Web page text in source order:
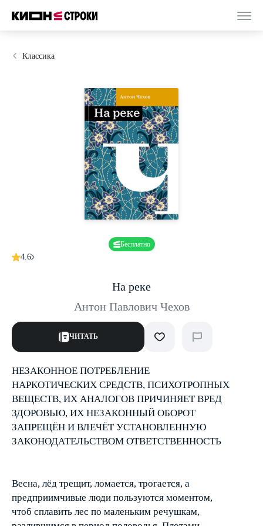
Классика
Бесплатно
4.6
На реке
Антон Павлович Чехов
ЧИТАТЬ
НЕЗАКОННОЕ ПОТРЕБЛЕНИЕ
НАРКОТИЧЕСКИХ СРЕДСТВ, ПСИХОТРОПНЫХ
ВЕЩЕСТВ, ИХ АНАЛОГОВ ПРИЧИНЯЕТ ВРЕД
ЗДОРОВЬЮ, ИХ НЕЗАКОННЫЙ ОБОРОТ
ЗАПРЕЩЁН И ВЛЕЧЁТ УСТАНОВЛЕННУЮ
ЗАКОНОДАТЕЛЬСТВОМ ОТВЕТСТВЕННОСТЬ
Весна, лёд трещит, ломается, трогается, а
предприимчивые люди пользуются моментом,
чтоб сплавить лес по маленьким речушкам,